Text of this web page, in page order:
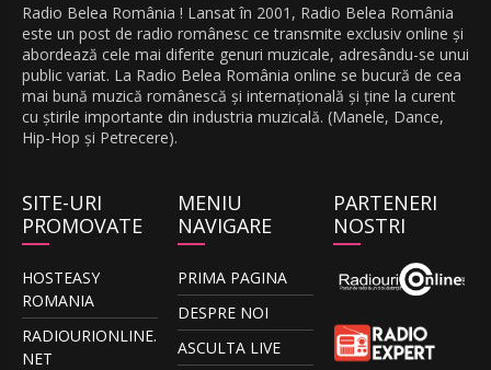
Radio Belea România ! Lansat în 2001, Radio Belea România
este un post de radio românesc ce transmite exclusiv online și
abordează cele mai diferite genuri muzicale, adresându-se unui
public variat. La Radio Belea România online se bucură de cea
mai bună muzică românescă și internațională și ține la curent
cu știrile importante din industria muzicală. (Manele, Dance,
Hip-Hop și Petrecere).
SITE-URI
PROMOVATE
HOSTEASY
ROMANIA
RADIOURIONLINE.
NET
MENIU
NAVIGARE
PRIMA PAGINA
DESPRE NOI
ASCULTA LIVE
PARTENERI
NOSTRI